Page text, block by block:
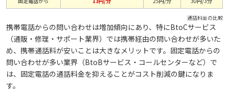
通話料金の比較
携帯電話からの問い合わせは増加傾向にあり、特にBtoCサービス
（通販・修理・サポート業界）では携帯経由の問い合わせが多いた
め、携帯通話料が安いことは大きなメリットです。固定電話からの
問い合わせが多い業界（BtoBサービス・コールセンターなど）で
は、固定電話の通話料金を抑えることがコスト削減の鍵になりま
す。